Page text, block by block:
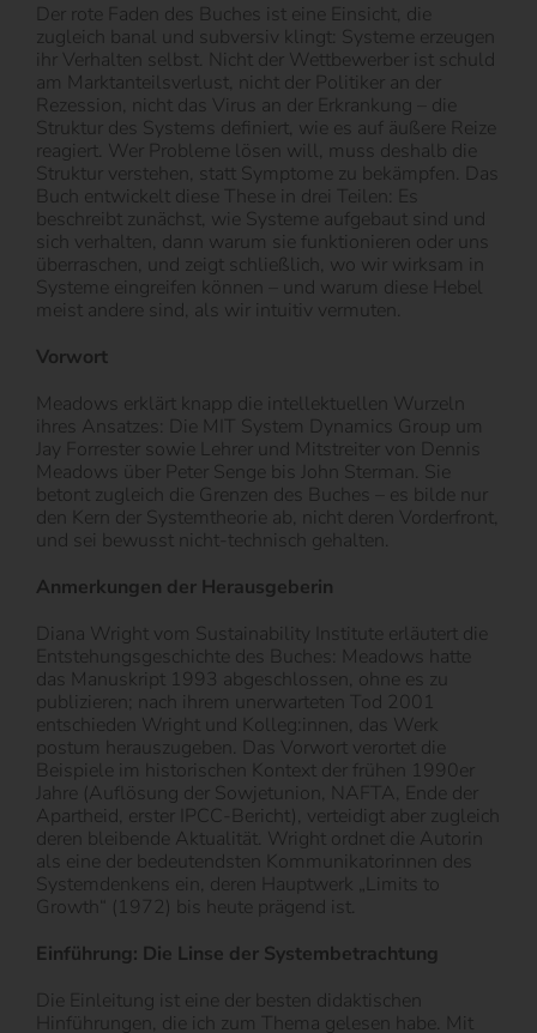
Der rote Faden des Buches ist eine Einsicht, die
zugleich banal und subversiv klingt: Systeme erzeugen
ihr Verhalten selbst. Nicht der Wettbewerber ist schuld
am Marktanteilsverlust, nicht der Politiker an der
Rezession, nicht das Virus an der Erkrankung – die
Struktur des Systems definiert, wie es auf äußere Reize
reagiert. Wer Probleme lösen will, muss deshalb die
Struktur verstehen, statt Symptome zu bekämpfen. Das
Buch entwickelt diese These in drei Teilen: Es
beschreibt zunächst, wie Systeme aufgebaut sind und
sich verhalten, dann warum sie funktionieren oder uns
überraschen, und zeigt schließlich, wo wir wirksam in
Systeme eingreifen können – und warum diese Hebel
meist andere sind, als wir intuitiv vermuten.
Vorwort
Meadows erklärt knapp die intellektuellen Wurzeln
ihres Ansatzes: Die MIT System Dynamics Group um
Jay Forrester sowie Lehrer und Mitstreiter von Dennis
Meadows über Peter Senge bis John Sterman. Sie
betont zugleich die Grenzen des Buches – es bilde nur
den Kern der Systemtheorie ab, nicht deren Vorderfront,
und sei bewusst nicht-technisch gehalten.
Anmerkungen der Herausgeberin
Diana Wright vom Sustainability Institute erläutert die
Entstehungsgeschichte des Buches: Meadows hatte
das Manuskript 1993 abgeschlossen, ohne es zu
publizieren; nach ihrem unerwarteten Tod 2001
entschieden Wright und Kolleg:innen, das Werk
postum herauszugeben. Das Vorwort verortet die
Beispiele im historischen Kontext der frühen 1990er
Jahre (Auflösung der Sowjetunion, NAFTA, Ende der
Apartheid, erster IPCC-Bericht), verteidigt aber zugleich
deren bleibende Aktualität. Wright ordnet die Autorin
als eine der bedeutendsten Kommunikatorinnen des
Systemdenkens ein, deren Hauptwerk „Limits to
Growth“ (1972) bis heute prägend ist.
Einführung: Die Linse der Systembetrachtung
Die Einleitung ist eine der besten didaktischen
Hinführungen, die ich zum Thema gelesen habe. Mit